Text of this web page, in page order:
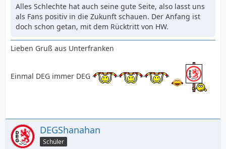
Alles Schlechte hat auch seine gute Seite, also lasst uns
als Fans positiv in die Zukunft schauen. Der Anfang ist
doch schon getan, mit dem Rücktritt von HW.
Lieben Gruß aus Unterfranken
Einmal DEG immer DEG
DEGShanahan
Schüler